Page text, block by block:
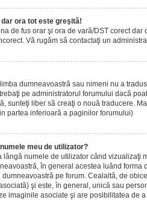
ora tot este greşită!
de fus orar şi ora de vară/DST corect
Vă rugăm să contactaţi un
dumneavoastră sau nimeni nu a
pe administratorul forumului dacă
sunteţi liber să creaţi o nouă traducere.
partea inferioară a paginilor forumului)
meu de utilizator?
numele de utilizator când vizualizaţi
în general acestea luând forma
pe forum. Cealaltă, de
şi este, în general, unică sau
imaginile asociate şi are posibilitatea de